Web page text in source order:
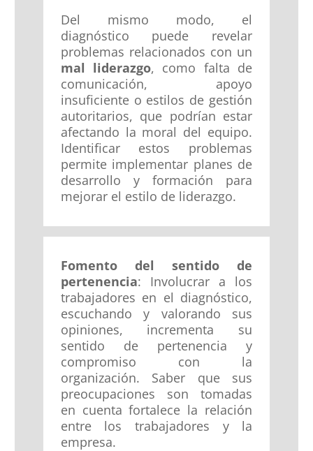
Del mismo modo, el
diagnóstico puede revelar
problemas relacionados con un
mal liderazgo, como falta de
comunicación, apoyo
insuficiente o estilos de gestión
autoritarios, que podrían estar
afectando la moral del equipo.
Identificar estos problemas
permite implementar planes de
desarrollo y formación para
mejorar el estilo de liderazgo.
Fomento del sentido de
pertenencia: Involucrar a los
trabajadores en el diagnóstico,
escuchando y valorando sus
opiniones, incrementa su
sentido de pertenencia y
compromiso con la
organización. Saber que sus
preocupaciones son tomadas
en cuenta fortalece la relación
entre los trabajadores y la
empresa.